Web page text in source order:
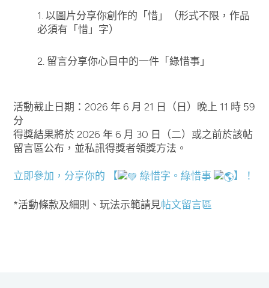
1. 以圖片分享你創作的「惜」（形式不限，作品
必須有「惜」字）
2. 留言分享你心目中的一件「綠惜事」
活動截止日期：2026 年 6 月 21 日（日）晚上 11 時 59
分
得獎結果將於 2026 年 6 月 30 日（二）或之前於該帖
留言區公布，並私訊得獎者領獎方法。
立即參加，分享你的 【 綠惜字。綠惜事 】！
*活動條款及細則、玩法示範請見 帖文留言區